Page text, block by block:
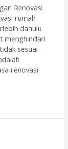
Renovasi
rumah
dahulu
menghindari
sesuai
renovasi